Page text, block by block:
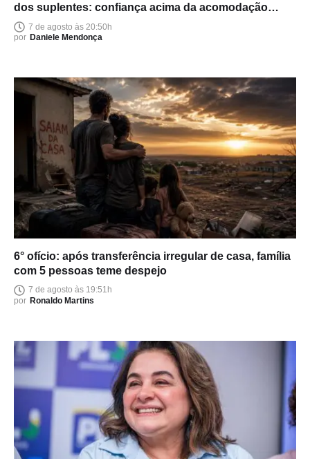
dos suplentes: confiança acima da acomodação
política
7 de agosto às 20:50h
por Daniele Mendonça
6° ofício: após transferência irregular de casa, família
com 5 pessoas teme despejo
7 de agosto às 19:51h
por Ronaldo Martins